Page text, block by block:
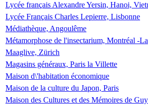
Lycée français Alexandre Yersin, Hanoi,
Lycée Français Charles Lepierre, Lisbonne
Médiathèque, Angoulême
Métamorphose de l'insectarium, Montréal -
Maaglive, Zürich
Magasins généraux, Paris la Villette
Maison d\'habitation économique
Maison de la culture du Japon, Paris
Maison des Cultures et des Mémoires de